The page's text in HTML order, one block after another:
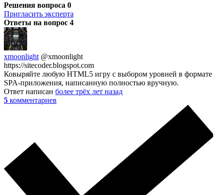
Решения вопроса 0
Пригласить эксперта
Ответы на вопрос 4
xmoonlight @xmoonlight
https://sitecoder.blogspot.com
Ковыряйте любую HTML5 игру с выбором уровней в формате
SPA-приложения, написанную полностью вручную.
Ответ написан более трёх лет назад
5 комментариев